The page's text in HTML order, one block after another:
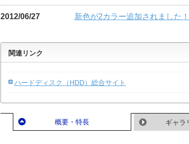
2012/06/27 新色が2カラー追加されました！
関連リンク
ハードディスク（HDD）総合サイト
概要・特長 ギャラ